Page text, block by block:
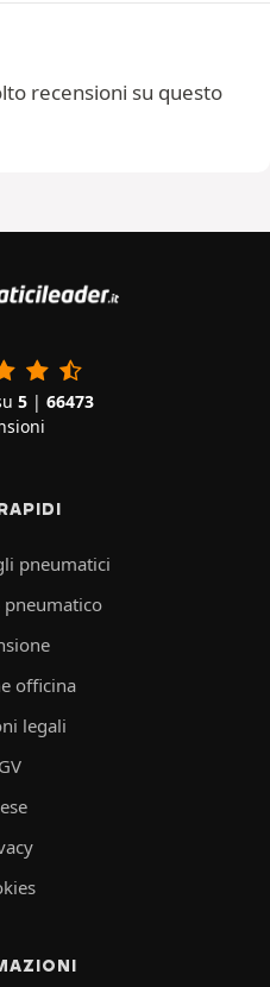
recensioni su questo
5 | 66473
pneumatici
pneumatico
officina
legali